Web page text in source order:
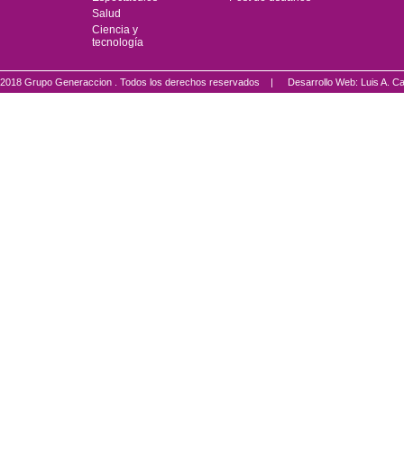
Salud
Ciencia y
tecnología
2018 Grupo Generaccion . Todos los derechos reservados | Desarrollo Web: Luis